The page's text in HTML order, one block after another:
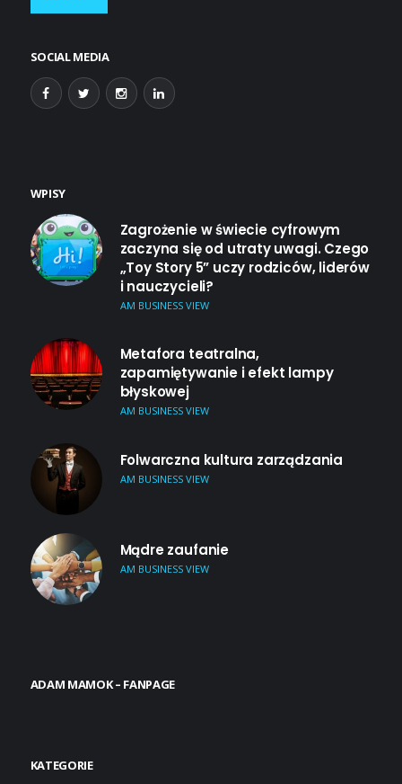
SOCIAL MEDIA
WPISY
Zagrożenie w świecie cyfrowym
zaczyna się od utraty uwagi. Czego
„Toy Story 5” uczy rodziców, liderów
i nauczycieli?
AM BUSINESS VIEW
Metafora teatralna,
zapamiętywanie i efekt lampy
błyskowej
AM BUSINESS VIEW
Folwarczna kultura zarządzania
AM BUSINESS VIEW
Mądre zaufanie
AM BUSINESS VIEW
ADAM MAMOK – FANPAGE
KATEGORIE